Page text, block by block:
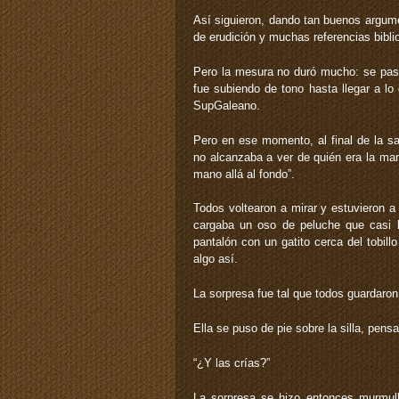
Así siguieron, dando tan buenos
de erudición y muchas referencias
Pero la mesura no duró mucho: se
fue subiendo de tono hasta llegar a
SupGaleano.
Pero en ese momento, al final de la
no alcanzaba a ver de quién era la
mano allá al fondo”.
Todos voltearon a mirar y estuvieron
cargaba un oso de peluche que casi
pantalón con un gatito cerca del
algo así.
La sorpresa fue tal que todos
Ella se puso de pie sobre la silla,
“¿Y las crías?”